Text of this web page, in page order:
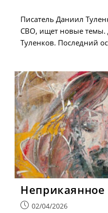
Писатель Даниил
СВО, ищет новые темы.
Туленков. Последний
Неприкаянное
Запись02/04/2026